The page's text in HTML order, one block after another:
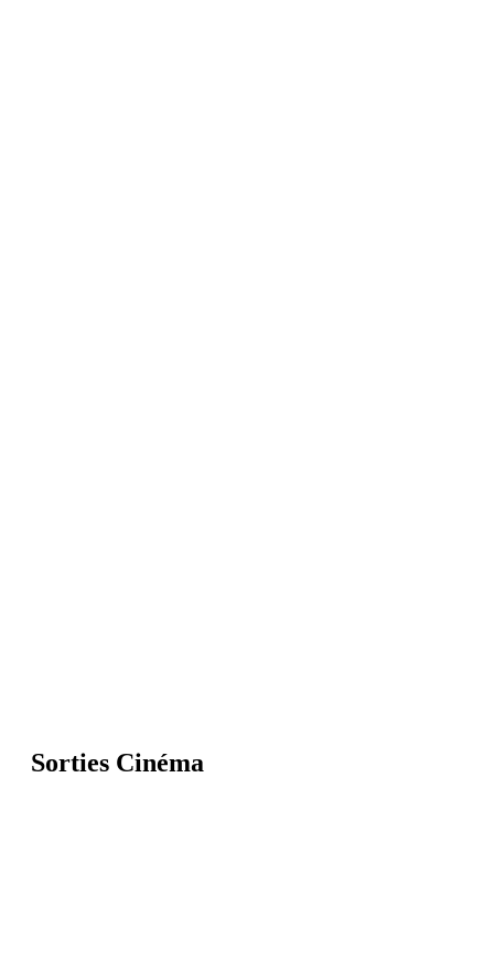
Sorties Cinéma